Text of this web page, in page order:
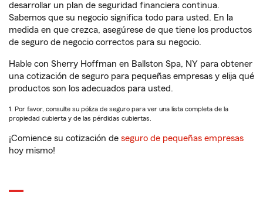
desarrollar un plan de seguridad financiera continua.
Sabemos que su negocio significa todo para usted. En la
medida en que crezca, asegúrese de que tiene los productos
de seguro de negocio correctos para su negocio.
Hable con Sherry Hoffman en Ballston Spa, NY para obtener
una cotización de seguro para pequeñas empresas y elija qué
productos son los adecuados para usted.
1. Por favor, consulte su póliza de seguro para ver una lista completa de la
propiedad cubierta y de las pérdidas cubiertas.
¡Comience su cotización de seguro de pequeñas empresas
hoy mismo!